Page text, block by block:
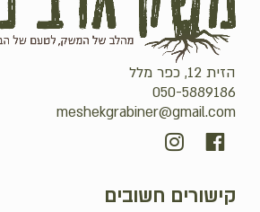
קישורים חשובים
הזית 12, כפר מלל
050-5889186
meshekgrabiner@gmail.com